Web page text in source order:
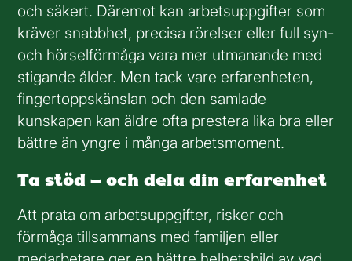
och säkert. Däremot kan arbetsuppgifter som
kräver snabbhet, precisa rörelser eller full syn-
och hörselförmåga vara mer utmanande med
stigande ålder. Men tack vare erfarenheten,
fingertoppskänslan och den samlade
kunskapen kan äldre ofta prestera lika bra eller
bättre än yngre i många arbetsmoment.
Ta stöd – och dela din erfarenhet
Att prata om arbetsuppgifter, risker och
förmåga tillsammans med familjen eller